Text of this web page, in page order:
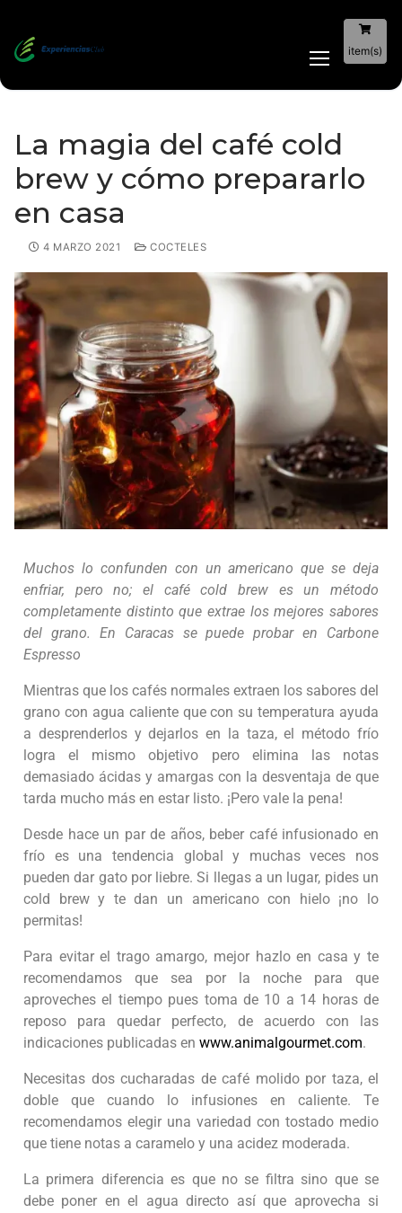
item(s)
La magia del café cold
brew y cómo prepararlo
en casa
4 MARZO 2021 COCTELES
Muchos lo confunden con un americano que se deja
enfriar, pero no; el café cold brew es un método
completamente distinto que extrae los mejores sabores
del grano. En Caracas se puede probar en Carbone
Espresso
Mientras que los cafés normales extraen los sabores del
grano con agua caliente que con su temperatura ayuda
a desprenderlos y dejarlos en la taza, el método frío
logra el mismo objetivo pero elimina las notas
demasiado ácidas y amargas con la desventaja de que
tarda mucho más en estar listo. ¡Pero vale la pena!
Desde hace un par de años, beber café infusionado en
frío es una tendencia global y muchas veces nos
pueden dar gato por liebre. Si llegas a un lugar, pides un
cold brew y te dan un americano con hielo ¡no lo
permitas!
Para evitar el trago amargo, mejor hazlo en casa y te
recomendamos que sea por la noche para que
aproveches el tiempo pues toma de 10 a 14 horas de
reposo para quedar perfecto, de acuerdo con las
indicaciones publicadas en www.animalgourmet.com.
Necesitas dos cucharadas de café molido por taza, el
doble que cuando lo infusiones en caliente. Te
recomendamos elegir una variedad con tostado medio
que tiene notas a caramelo y una acidez moderada.
La primera diferencia es que no se filtra sino que se
debe poner en el agua directo así que aprovecha si